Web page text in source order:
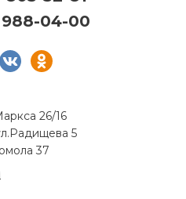
26/16
5
37
988-04-00